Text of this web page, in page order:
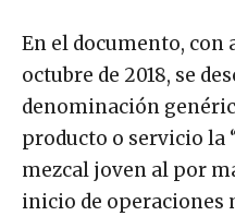
En el documento, con
octubre de 2018, se
denominación
producto o servicio la
mezcal joven al por
inicio de operaciones